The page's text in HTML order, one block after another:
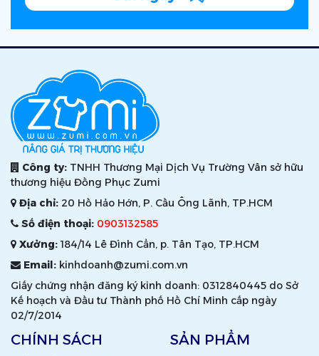
Công ty: TNHH Thương Mại Dịch Vụ Trường Vân sở hữu
thương hiệu Đồng Phục Zumi
Địa chỉ: 20 Hồ Hảo Hớn, P. Cầu Ông Lãnh, TP.HCM
Số điện thoại: 0903132585
Xưởng:184/14 Lê Đình Cẩn, p. Tân Tạo, TP.HCM
Email: kinhdoanh@zumi.com.vn
Giấy chứng nhận đăng ký kinh doanh: 0312840445 do Sở
Kế hoạch và Đầu tư Thành phố Hồ Chí Minh cấp ngày
02/7/2014
CHÍNH SÁCH SẢN PHẨM